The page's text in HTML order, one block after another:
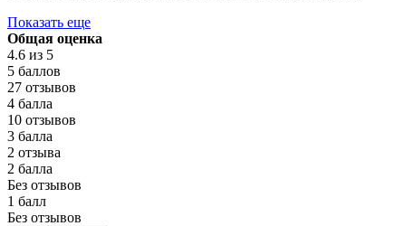
Показать еще
Общая оценка
4.6 из 5
5 баллов
27 отзывов
4 балла
10 отзывов
3 балла
2 отзыва
2 балла
Без отзывов
1 балл
Без отзывов